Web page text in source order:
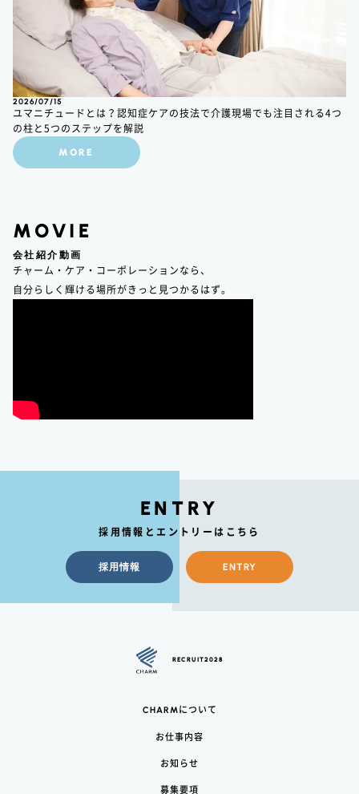
2026/07/15
ユマニチュードとは？認知症ケアの技法で介護現場でも注目される4つ
の柱と5つのステップを解説
MORE
MOVIE
会社紹介動画
チャーム・ケア・コーポレーションなら、
自分らしく輝ける場所がきっと見つかるはず。
ENTRY
採用情報とエントリーはこちら
採用情報 ENTRY
RECRUIT2028
CHARMについて
お仕事内容
お知らせ
募集要項